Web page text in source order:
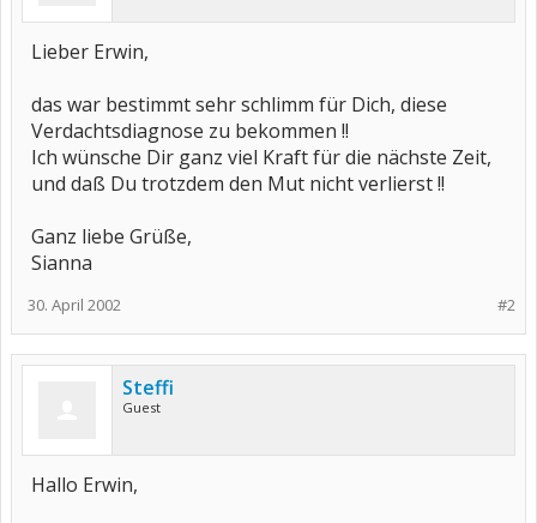
Lieber Erwin,
das war bestimmt sehr schlimm für Dich, diese
Verdachtsdiagnose zu bekommen !!
Ich wünsche Dir ganz viel Kraft für die nächste Zeit,
und daß Du trotzdem den Mut nicht verlierst !!
Ganz liebe Grüße,
Sianna
#2
30. April 2002
Steffi
Guest
Hallo Erwin,